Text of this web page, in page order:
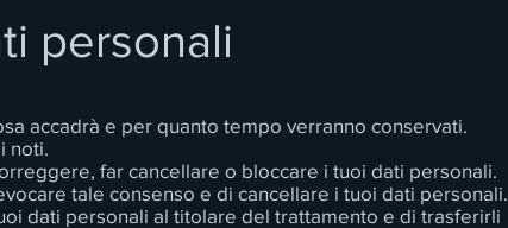
personali
accadrà e per quanto tempo verranno conservati.
noti.
far cancellare o bloccare i tuoi dati personali.
tale consenso e di cancellare i tuoi dati personali.
dati personali al titolare del trattamento e di trasferirli